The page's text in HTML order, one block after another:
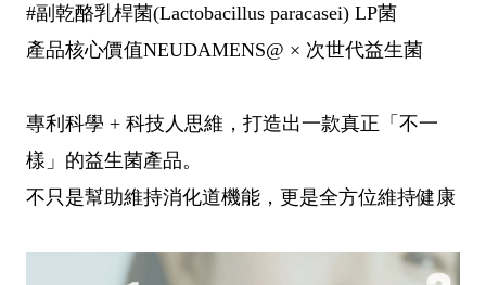
#副乾酪乳桿菌(Lactobacillus paracasei) LP菌
產品核心價值NEUDAMENS@ × 次世代益生菌
專利科學 + 科技人思維，打造出一款真正「不一
樣」的益生菌產品。
不只是幫助維持消化道機能，更是全方位維持健康